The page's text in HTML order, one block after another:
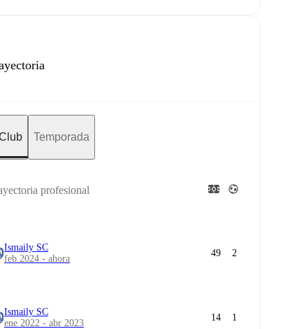
Temporada
profesional
Ismaily SC
feb 2024 - ahora
49 2
Ismaily SC
ene 2022 - abr 2023
14 1